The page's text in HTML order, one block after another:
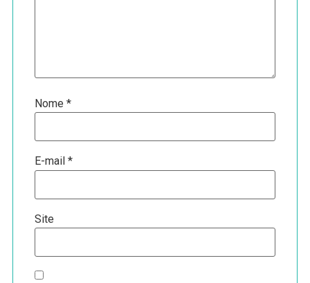
Nome*
E-mail*
Site